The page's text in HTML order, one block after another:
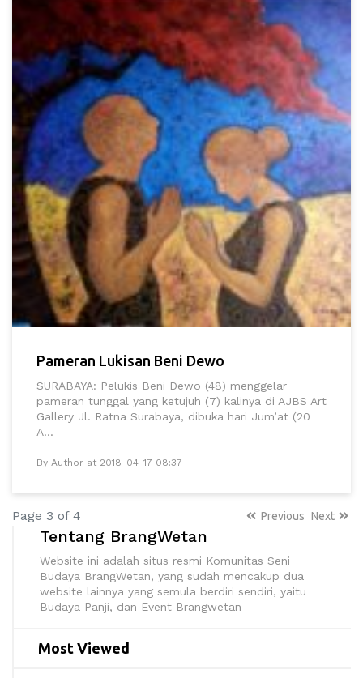
Pameran Lukisan Beni Dewo
SURABAYA: Pelukis Beni Dewo (48) menggelar
pameran tunggal yang ketujuh (7) kalinya di AJBS Art
Gallery Jl. Ratna Surabaya, dibuka hari Jum’at (20
A...
By Author at 2018-04-17 08:37
Page 3 of 4 Previous Next
Tentang BrangWetan
Website ini adalah situs resmi Komunitas Seni
Budaya BrangWetan, yang sudah mencakup dua
website lainnya yang semula berdiri sendiri, yaitu
Budaya Panji, dan Event Brangwetan
Most Viewed